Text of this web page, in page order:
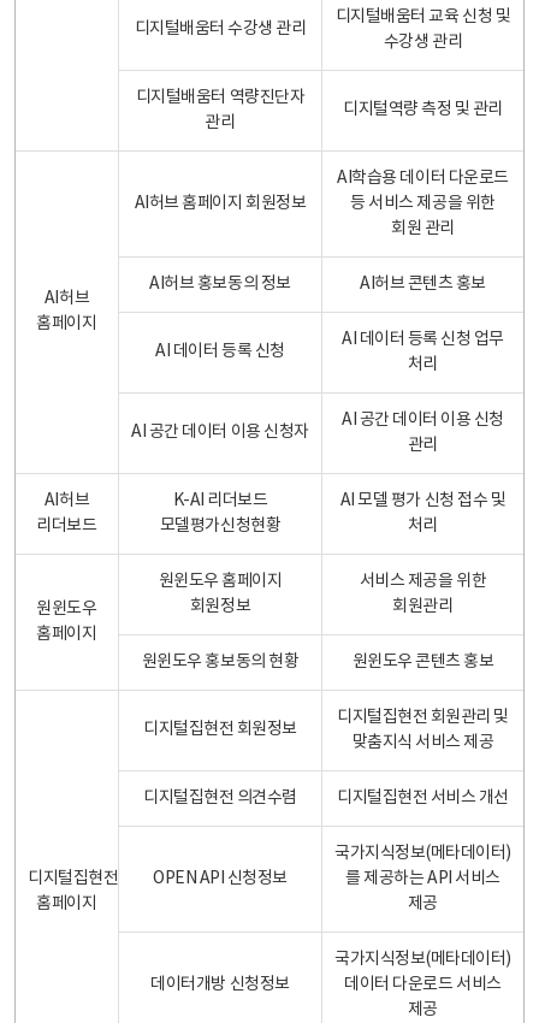
디지털배움터 수강생 관리
디지털배움터 교육 신청 및
수강생 관리
디지털배움터 역량진단자
관리
디지털역량 측정 및 관리
AI허브
홈페이지
AI허브 홈페이지 회원정보
AI학습용 데이터 다운로드
등 서비스 제공을 위한
회원 관리
AI허브 홍보동의 정보 AI허브 콘텐츠 홍보
AI 데이터 등록 신청
AI 데이터 등록 신청 업무
처리
AI 공간 데이터 이용 신청자
AI 공간 데이터 이용 신청
관리
AI허브
리더보드
K-AI 리더보드
모델평가신청현황
AI 모델 평가 신청 접수 및
처리
원윈도우
홈페이지
원윈도우 홈페이지
회원정보
서비스 제공을 위한
회원관리
원윈도우 홍보동의 현황 원윈도우 콘텐츠 홍보
디지털집현전
홈페이지
디지털집현전 회원정보
디지털집현전 회원관리 및
맞춤지식 서비스 제공
디지털집현전 의견수렴 디지털집현전 서비스 개선
OPEN API 신청정보
국가지식정보(메타데이터)
를 제공하는 API 서비스
제공
데이터개방 신청정보
국가지식정보(메타데이터)
데이터 다운로드 서비스
제공